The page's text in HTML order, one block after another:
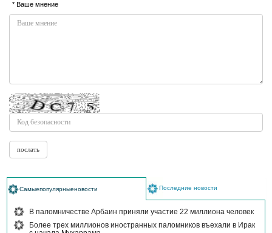
* Ваше мнение
Самыепопулярныеновости Последние новости
В паломничестве Арбаин приняли участие 22 миллиона человек
Более трех миллионов иностранных паломников въехали в Ирак